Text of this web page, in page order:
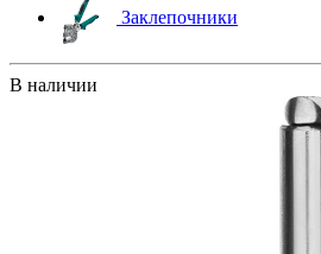
Заклепочники
В наличии